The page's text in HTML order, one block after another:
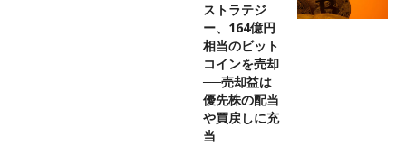
ストラテジ
ー、164億円
相当のビット
コインを売却
──売却益は
優先株の配当
や買戻しに充
当